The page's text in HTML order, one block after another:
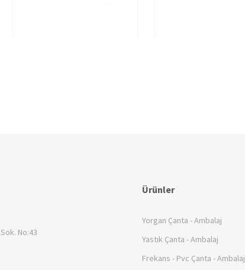
No:43
Ürünler
Yorgan Çanta - Ambalaj
Yastık Çanta - Ambalaj
Frekans - Pvc Çanta - Ambalaj